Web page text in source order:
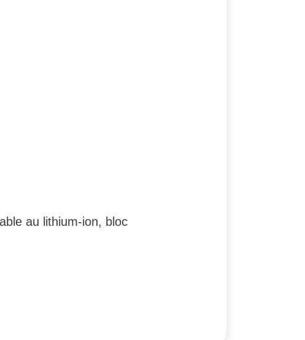
au lithium-ion, bloc